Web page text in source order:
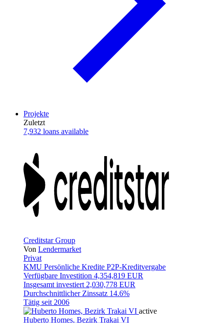
Projekte
Zuletzt
7,932 loans available
Creditstar Group
Von Lendermarket
Privat
KMU Persönliche Kredite P2P-Kreditvergabe
Verfügbare Investition 4,354,819 EUR
Insgesamt investiert 2,030,778 EUR
Durchschnittlicher Zinssatz 14.6%
Tätig seit 2006
active
Huberto Homes, Bezirk Trakai VI